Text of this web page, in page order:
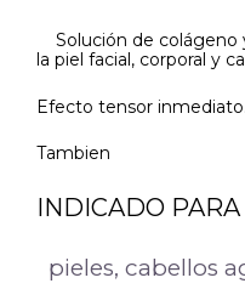
Solución de colágeno
la piel facial, corporal y
Efecto tensor inmediato.
Tambien
INDICADO PARA
pieles, cabellos